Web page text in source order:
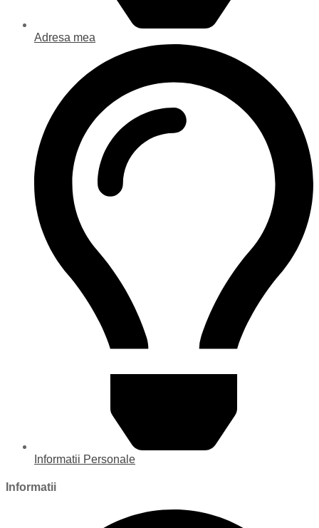
Adresa mea
Informatii Personale
Informatii